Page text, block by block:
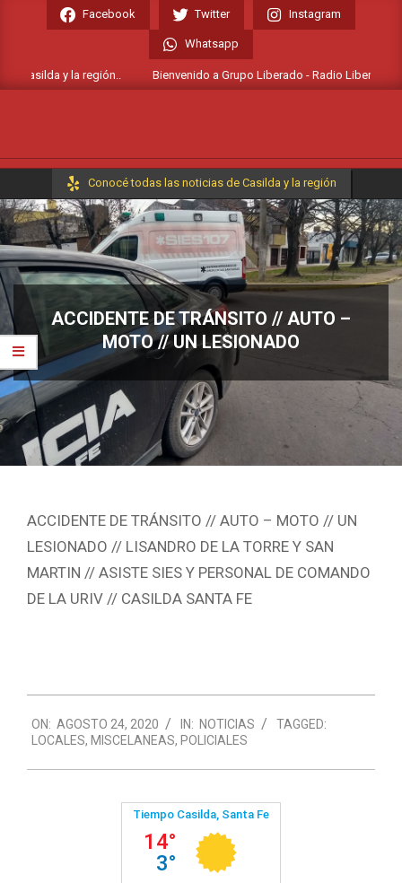
Facebook Twitter Instagram
Whatsapp
Casilda y la región.. Bienvenido a Grupo Liberado - Radio Liberada
Primary
Menu
Conocé todas las noticias de Casilda y la región
ACCIDENTE DE TRÁNSITO // AUTO –
MOTO // UN LESIONADO
ACCIDENTE DE TRÁNSITO // AUTO – MOTO // UN
LESIONADO // LISANDRO DE LA TORRE Y SAN
MARTIN // ASISTE SIES Y PERSONAL DE COMANDO
DE LA URIV // CASILDA SANTA FE
08-
24
ON: AGOSTO 24, 2020 IN: NOTICIAS
TAGGED:
LOCALES, MISCELANEAS, POLICIALES